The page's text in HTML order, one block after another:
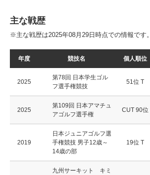
主な戦歴
※主な戦歴は2025年08月29日時点での情報です。
年度 競技名 個人順位
2025
第78回 日本学生ゴル
フ選手権競技
51位 T
2025
第109回 日本アマチュ
アゴルフ選手権
CUT 90位
2019
日本ジュニアゴルフ選
手権競技 男子12歳～
14歳の部
19位 T
九州サーキット キミ